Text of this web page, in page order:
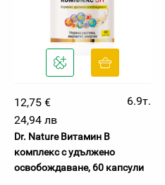
12,75 €
6.9т.
24,94 лв
Dr. Nature Витамин B
комплекс с удължено
освобождаване, 60 капсули